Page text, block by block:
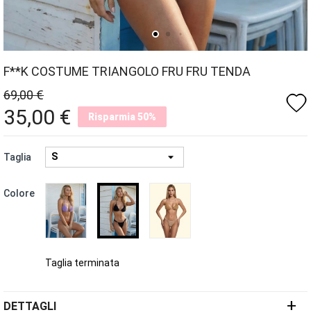
F**K COSTUME TRIANGOLO FRU FRU TENDA
favorite
69,00 €
35,00 € Risparmia 50%
Taglia
Colore BRONZO NERO
Taglia terminata
DETTAGLI +